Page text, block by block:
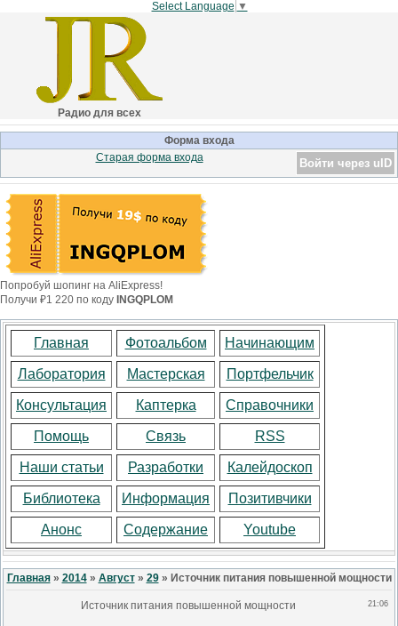
Select Language ▼
Радио для всех
Форма входа
Войти через uID
Старая форма входа
Попробуй шопинг на AliExpress!
Получи ₽1 220 по коду INGQPLOM
Главная Фотоальбом Начинающим
Лаборатория Мастерская Портфельчик
Консультация Каптерка Справочники
Помощь Связь RSS
Наши статьи Разработки Калейдоскоп
Библиотека Информация Позитивчики
Анонс Содержание Youtube
Главная» 2014 » Август » 29» Источник питания повышенной мощности
21:06
Источник питания повышенной мощности